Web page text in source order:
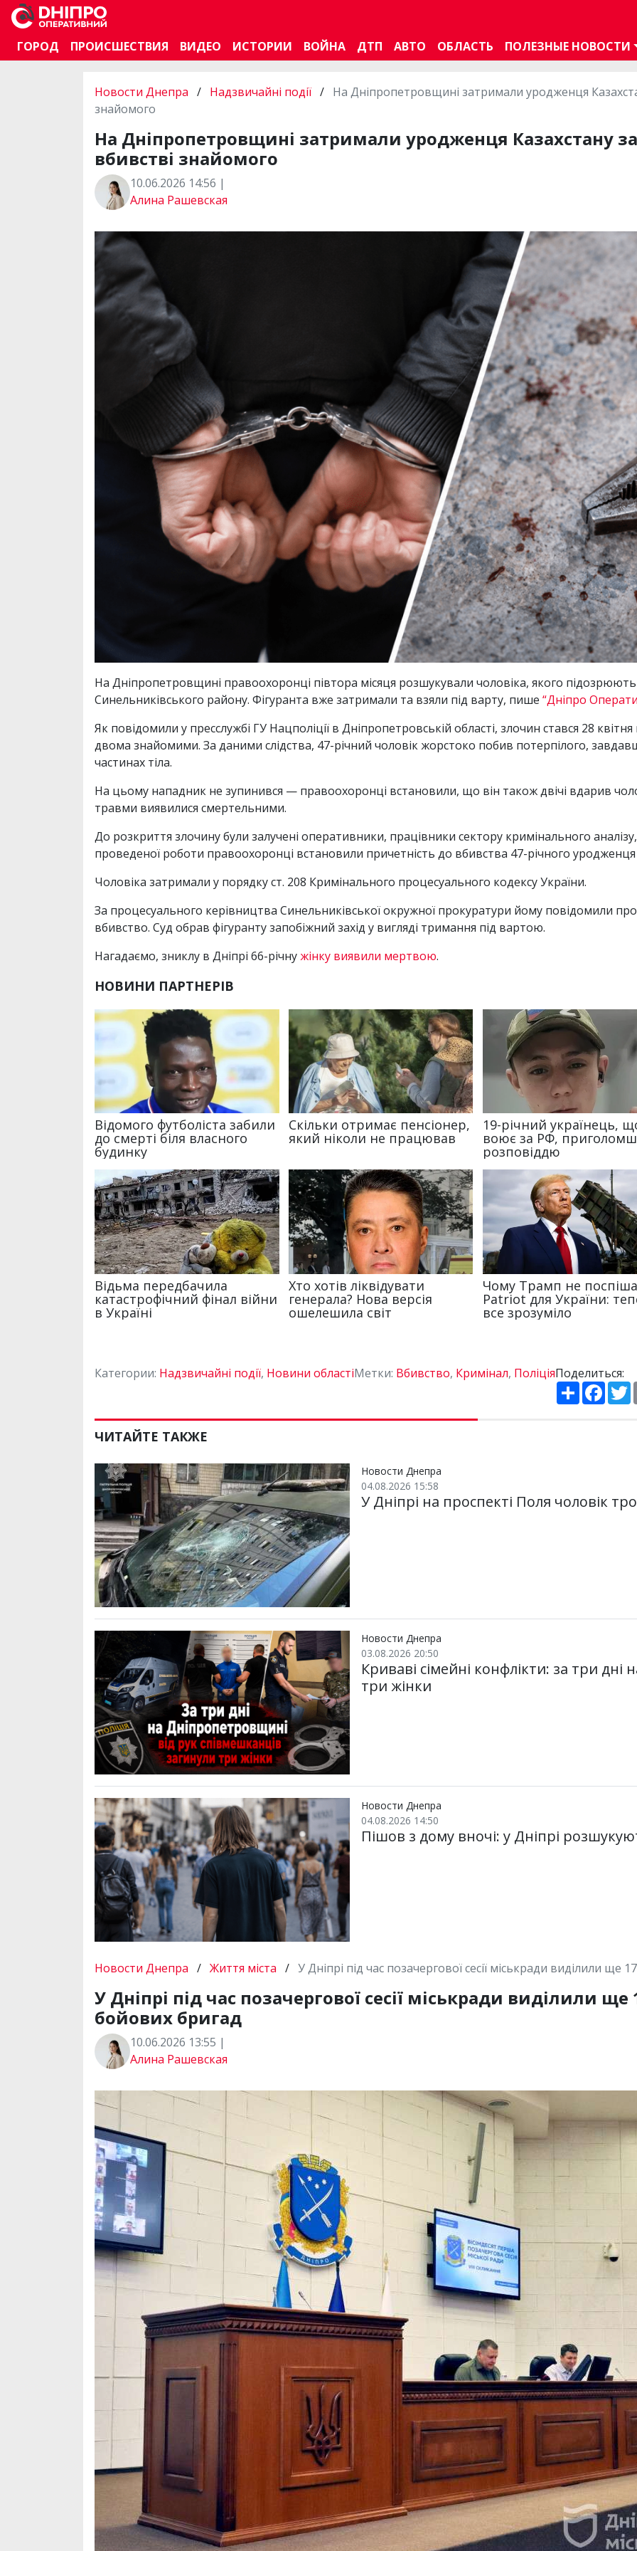
ГОРОД
ПРОИСШЕСТВИЯ ВИДЕО ИСТОРИИ ВОЙНА ДТП АВТО ОБЛАСТЬ ПОЛЕЗНЫЕ НОВОСТИ
Новости Днепра / Надзвичайні події / На Дніпропетровщині затримали уродженця
знайомого
На Дніпропетровщині затримали уродженця Казахстану
вбивстві знайомого
10.06.2026 14:56 |
Алина Рашевская
На Дніпропетровщині правоохоронці півтора місяця розшукували чоловіка, якого
Синельниківського району. Фігуранта вже затримали та взяли під варту, пише “Дніпро
Як повідомили у пресслужбі ГУ Нацполіції в Дніпропетровській області, злочин стався 28
двома знайомими. За даними слідства, 47-річний чоловік жорстоко побив потерпілого,
частинах тіла.
На цьому нападник не зупинився — правоохоронці встановили, що він також двічі вдарив
травми виявилися смертельними.
До розкриття злочину були залучені оперативники, працівники сектору кримінального аналізу,
проведеної роботи правоохоронці встановили причетність до вбивства 47-річного уродженця
Чоловіка затримали у порядку ст. 208 Кримінального процесуального кодексу України.
За процесуального керівництва Синельниківської окружної прокуратури йому повідомили
вбивство. Суд обрав фігуранту запобіжний захід у вигляді тримання під вартою.
Нагадаємо, зниклу в Дніпрі 66-річнужінку виявили мертвою.
Категории: Надзвичайні події, Новини областіМетки: Вбивство, Кримінал, ПоліціяПоделиться:
П
о
ш
F
a
c
ЧИТАЙТЕ ТАКЖЕ
Новости Днепра
04.08.2026 15:58
У Дніпрі на проспекті Поля чоловік
Новости Днепра
03.08.2026 20:50
Криваві сімейні конфлікти: за три
три жінки
Новости Днепра
04.08.2026 14:50
Пішов з дому вночі: у Дніпрі
Новости Днепра / Життя міста / У Дніпрі під час позачергової сесії міськради виділили ще
У Дніпрі під час позачергової сесії міськради виділили
бойових бригад
10.06.2026 13:55 |
Алина Рашевская